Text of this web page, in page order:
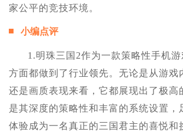
家公平的竞技环境。
小编点评
1.明珠三国2作为一款策略性手机
方面都做到了行业领先。无论是从游戏
还是画质表现来看，它都展现出了极高
是其深度的策略性和丰富的系统设置，
体验成为一名真正的三国君主的喜悦和